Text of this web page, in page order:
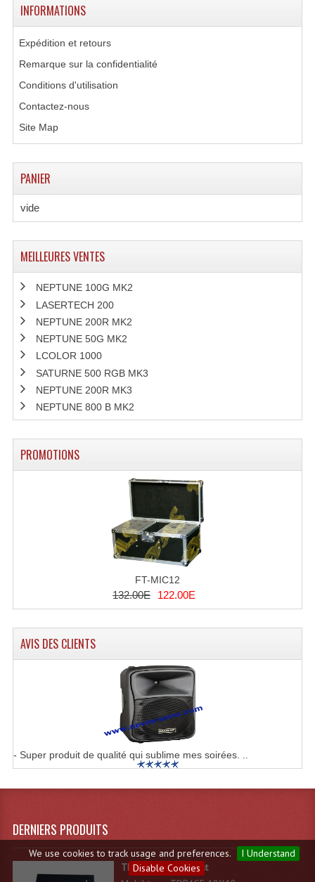
We use cookies to track usage and preferences.
I Understand
Disable Cookies
INFORMATIONS
Expédition et retours
Remarque sur la confidentialité
Conditions d'utilisation
Contactez-nous
Site Map
PANIER
vide
MEILLEURES VENTES
NEPTUNE 100G MK2
LASERTECH 200
NEPTUNE 200R MK2
NEPTUNE 50G MK2
LCOLOR 1000
SATURNE 500 RGB MK3
NEPTUNE 200R MK3
NEPTUNE 800 B MK2
PROMOTIONS
FT-MIC12
132.00E 122.00E
AVIS DES CLIENTS
- Super produit de qualité qui sublime mes soirées. ..
DERNIERS PRODUITS
TDBASE 18X18 light